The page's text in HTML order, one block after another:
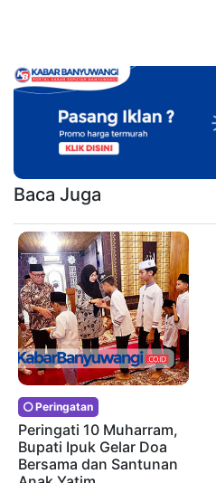
Baca Juga
Peringatan
Peringati 10 Muharram,
Bupati Ipuk Gelar Doa
Bersama dan Santunan